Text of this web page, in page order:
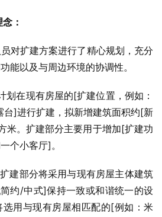
：
对扩建方案进行了精心规划，充分
能以及与周边环境的协调性。
划在现有房屋的[扩建位置，例如：
台]进行扩建，拟新增建筑面积约[新
米。扩建部分主要用于增加[扩建功
个小客厅]。
扩建部分将采用与现有房屋主体建筑
约/中式]保持一致或和谐统一的设
用与现有房屋相匹配的[例如：米